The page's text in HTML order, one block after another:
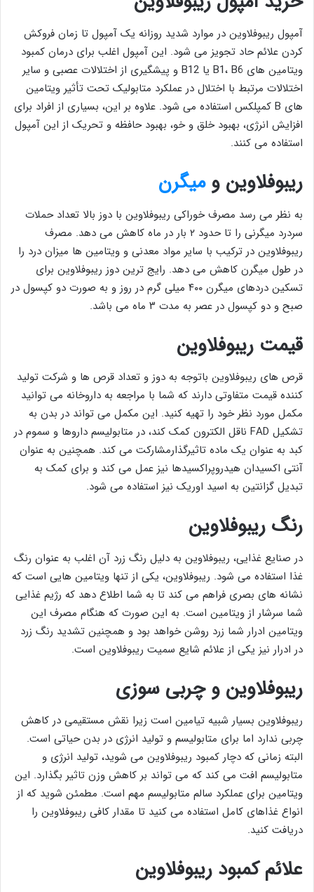
آمپول ریبوفلاوین در موارد شدید روزانه یک آمپول تا زمان فروکش
کردن علائم حاد تجویز می شود. این آمپول اغلب برای درمان کمبود
ویتامین های B1، B6 یا B12 و پیشگیری از اختلالات عصبی و سایر
اختلالات مرتبط با اختلال در عملکرد متابولیک تحت تأثیر ویتامین
های B کمپلکس استفاده می شود. علاوه بر این، بسیاری از افراد برای
افزایش انرژی، بهبود خلق و خو، بهبود حافظه و تحریک از این آمپول
استفاده می کنند.
ریبوفلاوین ومیگرن
به نظر می رسد مصرف خوراکی ریبوفلاوین با دوز بالا تعداد حملات
سردرد میگرنی را تا حدود ۲ بار در ماه کاهش می دهد. مصرف
ریبوفلاوین در ترکیب با سایر مواد معدنی و ویتامین ها میزان درد را
در طول میگرن کاهش می دهد. رایج ترین دوز ریبوفلاوین برای
تسکین دردهای میگرن ۴۰۰ میلی گرم در روز و به صورت دو کپسول در
صبح و دو کپسول در عصر به مدت ۳ ماه می باشد.
قیمت ریبوفلاوین
قرص های ریبوفلاوین باتوجه به دوز و تعداد قرص ها و شرکت تولید
کننده قیمت متفاوتی دارند که شما با مراجعه به داروخانه می توانید
مکمل مورد نظر خود را تهیه کنید. این مکمل می تواند در بدن به
تشکیل FAD ناقل الکترون کمک کند، در متابولیسم داروها و سموم در
کبد به عنوان یک ماده تاثیرگذارمشارکت می کند. همچنین به عنوان
آنتی اکسیدان هیدروپراکسیدها نیز عمل می کند و برای کمک به
تبدیل گزانتین به اسید اوریک نیز استفاده می شود.
رنگ ریبوفلاوین
در صنایع غذایی، ریبوفلاوین به دلیل رنگ زرد آن اغلب به عنوان رنگ
غذا استفاده می شود. ریبوفلاوین، یکی از تنها ویتامین هایی است که
نشانه های بصری فراهم می کند تا به شما اطلاع دهد که رژیم غذایی
شما سرشار از ویتامین است. به این صورت که هنگام مصرف این
ویتامین ادرار شما زرد روشن خواهد بود و همچنین تشدید رنگ زرد
در ادرار نیز یکی از علائم شایع سمیت ریبوفلاوین است.
ریبوفلاوین و چربی سوزی
ریبوفلاوین بسیار شبیه تیامین است زیرا نقش مستقیمی در کاهش
چربی ندارد اما برای متابولیسم و ​​تولید انرژی در بدن حیاتی است.
البته زمانی که دچار کمبود ریبوفلاوین می شوید، تولید انرژی و
متابولیسم افت می کند که می تواند بر کاهش وزن تاثیر بگذارد. این
ویتامین برای عملکرد سالم متابولیسم مهم است. مطمئن شوید که از
انواع غذاهای کامل استفاده می کنید تا مقدار کافی ریبوفلاوین را
دریافت کنید.
علائم کمبود ریبوفلاوین